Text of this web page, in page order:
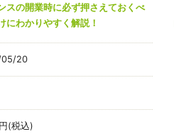
スの開業時に必ず押さえておくべ
にわかりやすく解説！
20
(税込)